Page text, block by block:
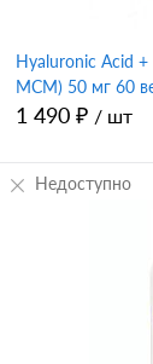
Hyaluronic Acid +
МСМ) 50 мг 60
1 490 ₽ / шт
Недоступно